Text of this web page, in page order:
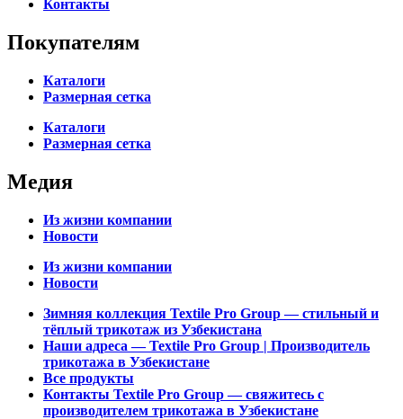
Контакты
Покупателям
Каталоги
Размерная сетка
Каталоги
Размерная сетка
Медия
Из жизни компании
Новости
Из жизни компании
Новости
Зимняя коллекция Textile Pro Group — стильный и
тёплый трикотаж из Узбекистана
Наши адреса — Textile Pro Group | Производитель
трикотажа в Узбекистане
Все продукты
Контакты Textile Pro Group — свяжитесь с
производителем трикотажа в Узбекистане